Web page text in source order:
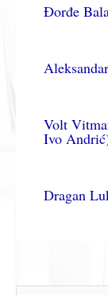
Đorđe
Volt
Ivo
Dragan